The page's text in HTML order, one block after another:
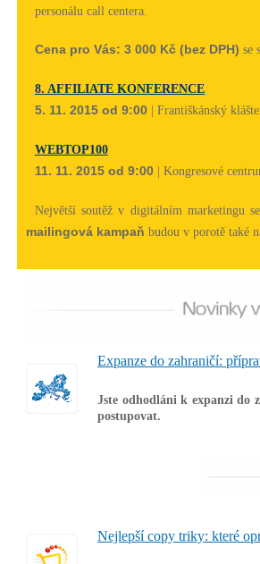
personálu call centera.
Cena pro Vás: 3 000 Kč (bez DPH) se
8. AFFILIATE KONFERENCE
5. 11. 2015 od 9:00 | Františkánský
WEBTOP100
11. 11. 2015 od 9:00 | Kongresové
Největší soutěž v digitálním marketingu
mailingová kampaň budou v porotě také
Expanze do zahraničí:
Jste odhodláni k expanzi do
postupovat.
Nejlepší copy triky: které